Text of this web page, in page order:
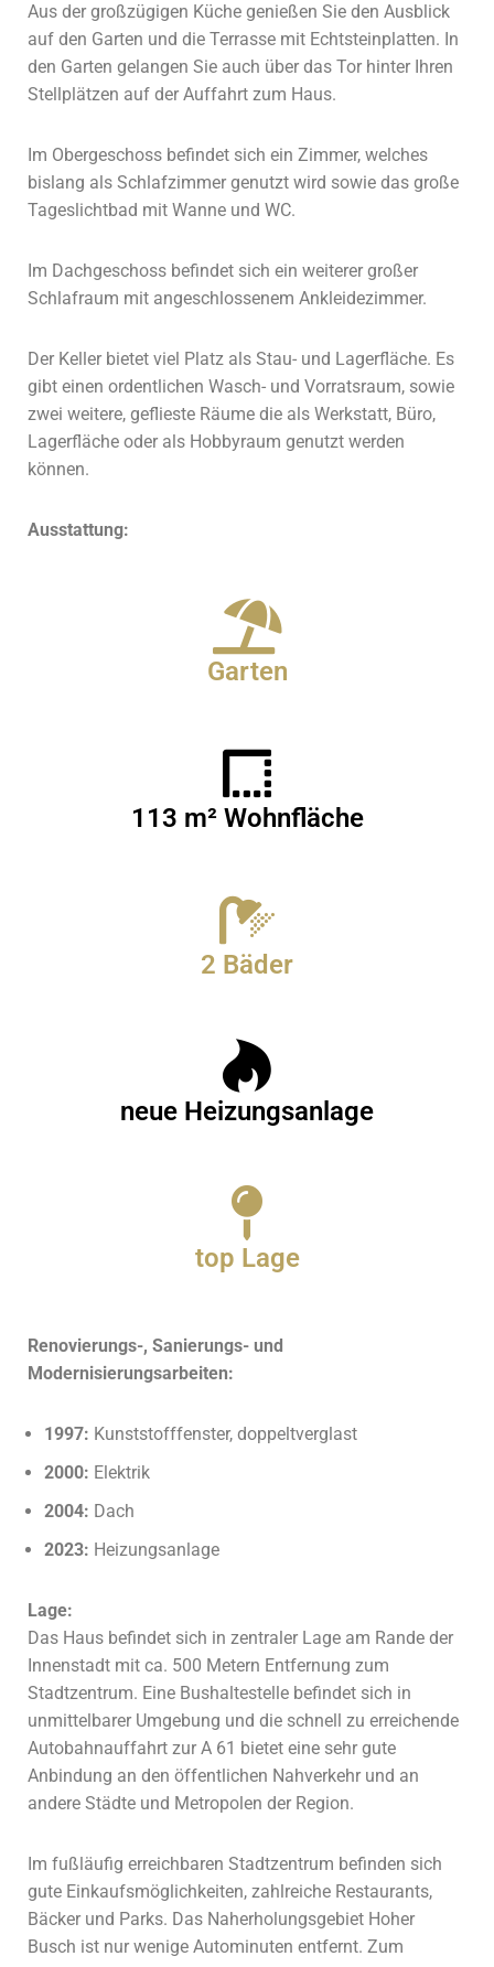
Aus der großzügigen Küche genießen Sie den Ausblick
auf den Garten und die Terrasse mit Echtsteinplatten. In
den Garten gelangen Sie auch über das Tor hinter Ihren
Stellplätzen auf der Auffahrt zum Haus.
Im Obergeschoss befindet sich ein Zimmer, welches
bislang als Schlafzimmer genutzt wird sowie das große
Tageslichtbad mit Wanne und WC.
Im Dachgeschoss befindet sich ein weiterer großer
Schlafraum mit angeschlossenem Ankleidezimmer.
Der Keller bietet viel Platz als Stau- und Lagerfläche. Es
gibt einen ordentlichen Wasch- und Vorratsraum, sowie
zwei weitere, geflieste Räume die als Werkstatt, Büro,
Lagerfläche oder als Hobbyraum genutzt werden
können.
Ausstattung:
Garten
113 m² Wohnfläche
2 Bäder
neue Heizungsanlage
top Lage
Renovierungs-, Sanierungs- und
Modernisierungsarbeiten:
1997: Kunststofffenster, doppeltverglast
2000: Elektrik
2004: Dach
2023: Heizungsanlage
Lage:
Das Haus befindet sich in zentraler Lage am Rande der
Innenstadt mit ca. 500 Metern Entfernung zum
Stadtzentrum. Eine Bushaltestelle befindet sich in
unmittelbarer Umgebung und die schnell zu erreichende
Autobahnauffahrt zur A 61 bietet eine sehr gute
Anbindung an den öffentlichen Nahverkehr und an
andere Städte und Metropolen der Region.
Im fußläufig erreichbaren Stadtzentrum befinden sich
gute Einkaufsmöglichkeiten, zahlreiche Restaurants,
Bäcker und Parks. Das Naherholungsgebiet Hoher
Busch ist nur wenige Autominuten entfernt. Zum